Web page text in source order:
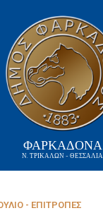
ΦΑΡΚΑΔΟΝΑ
Ν. ΤΡΙΚΑΛΩΝ - ΘΕΣΣΑΛΙΑ
- ΕΠΙΤΡΟΠΈΣ